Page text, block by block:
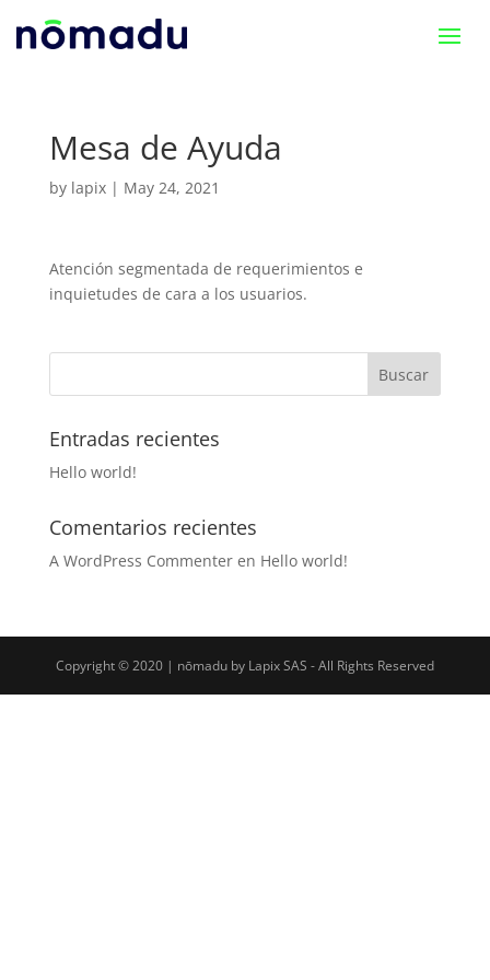
Mesa de Ayuda
by lapix| May 24, 2021
Atención segmentada de requerimientos e
inquietudes de cara a los usuarios.
Entradas recientes
Hello world!
Comentarios recientes
A WordPress Commenteren Hello world!
Copyright © 2020 | nōmadu by Lapix SAS - All Rights Reserved